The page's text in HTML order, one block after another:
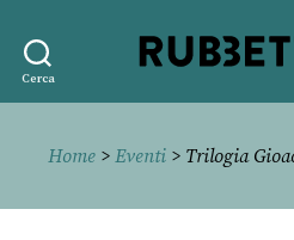
Cerca
Home > Eventi > Trilogia